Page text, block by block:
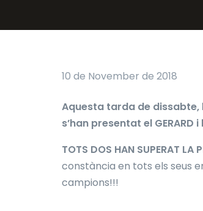
10 de November de 2018
Aquesta tarda de dissabte,
s’han presentat el GERARD
TOTS DOS HAN SUPERAT LA
constància en tots els seus
campions!!!